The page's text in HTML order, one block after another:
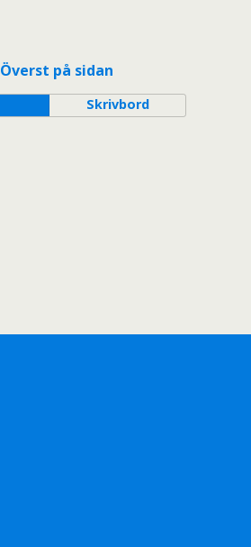
Överst på sidan
Skrivbord